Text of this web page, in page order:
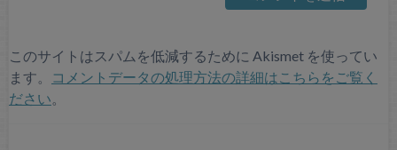
このサイトはスパムを低減するために Akismet を使ってい
ます。
コメントデータの処理方法の詳細はこちらをご覧く
ださい